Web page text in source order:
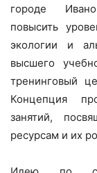
городе
повысить
экологии и
высшего
тренинговый
Концепция
занятий,
ресурсам и их